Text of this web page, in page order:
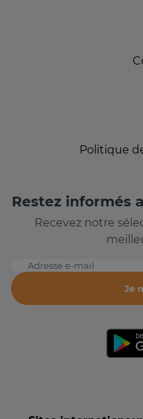
Politique
Restez informés
Recevez notre
Adresse e-mail
Je